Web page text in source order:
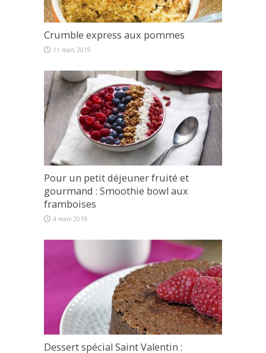
Crumble express aux pommes
11 mars 2019
Pour un petit déjeuner fruité et
gourmand : Smoothie bowl aux
framboises
4 mars 2019
Dessert spécial Saint Valentin :